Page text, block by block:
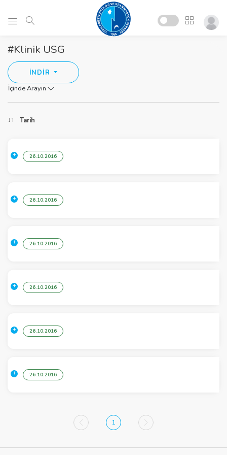
#Klinik USG
İNDİR
İçinde Arayın
Tarih
26.10.2016
26.10.2016
26.10.2016
26.10.2016
26.10.2016
26.10.2016
1